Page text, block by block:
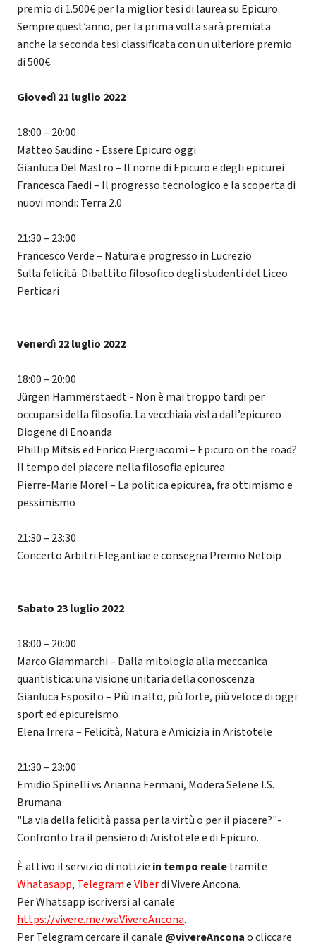
premio di 1.500€ per la miglior tesi di laurea su Epicuro.
Sempre quest’anno, per la prima volta sarà premiata
anche la seconda tesi classificata con un ulteriore premio
di 500€.
Giovedì 21 luglio 2022
18:00 – 20:00
Matteo Saudino - Essere Epicuro oggi
Gianluca Del Mastro – Il nome di Epicuro e degli epicurei
Francesca Faedi – Il progresso tecnologico e la scoperta di
nuovi mondi: Terra 2.0
21:30 – 23:00
Francesco Verde – Natura e progresso in Lucrezio
Sulla felicità: Dibattito filosofico degli studenti del Liceo
Perticari
Venerdì 22 luglio 2022
18:00 – 20:00
Jürgen Hammerstaedt - Non è mai troppo tardi per
occuparsi della filosofia. La vecchiaia vista dall’epicureo
Diogene di Enoanda
Phillip Mitsis ed Enrico Piergiacomi – Epicuro on the road?
Il tempo del piacere nella filosofia epicurea
Pierre-Marie Morel – La politica epicurea, fra ottimismo e
pessimismo
21:30 – 23:30
Concerto Arbitri Elegantiae e consegna Premio Netoip
Sabato 23 luglio 2022
18:00 – 20:00
Marco Giammarchi – Dalla mitologia alla meccanica
quantistica: una visione unitaria della conoscenza
Gianluca Esposito – Più in alto, più forte, più veloce di oggi:
sport ed epicureismo
Elena Irrera – Felicità, Natura e Amicizia in Aristotele
21:30 – 23:00
Emidio Spinelli vs Arianna Fermani, Modera Selene I.S.
Brumana
"La via della felicità passa per la virtù o per il piacere?"-
Confronto tra il pensiero di Aristotele e di Epicuro.
È attivo il servizio di notizie in tempo realetramite
Whatasapp, TelegrameViberdi Vivere Ancona.
Per Whatsapp iscriversi al canale
https://vivere.me/waVivereAncona.
Per Telegram cercare il canale @vivereAnconao cliccare